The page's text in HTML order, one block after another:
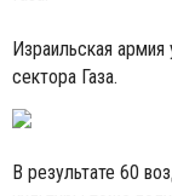
Израильская армия
сектора Газа.
В результате 60